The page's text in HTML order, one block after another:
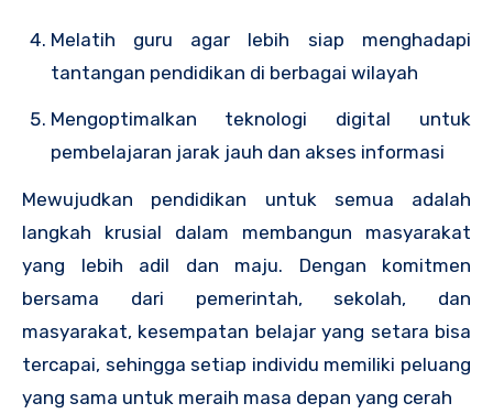
Melatih guru agar lebih siap menghadapi
tantangan pendidikan di berbagai wilayah
Mengoptimalkan teknologi digital untuk
pembelajaran jarak jauh dan akses informasi
Mewujudkan pendidikan untuk semua adalah
langkah krusial dalam membangun masyarakat
yang lebih adil dan maju. Dengan komitmen
bersama dari pemerintah, sekolah, dan
masyarakat, kesempatan belajar yang setara bisa
tercapai, sehingga setiap individu memiliki peluang
yang sama untuk meraih masa depan yang cerah